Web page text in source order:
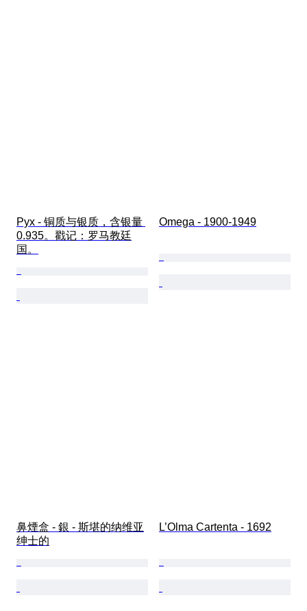
Pyx - 铜质与银质，含银量
0.935。戳记：罗马教廷
国。
Omega - 1900-1949
鼻煙盒 - 銀 - 斯堪的纳维亚
绅士的
L’Olma Cartenta - 1692